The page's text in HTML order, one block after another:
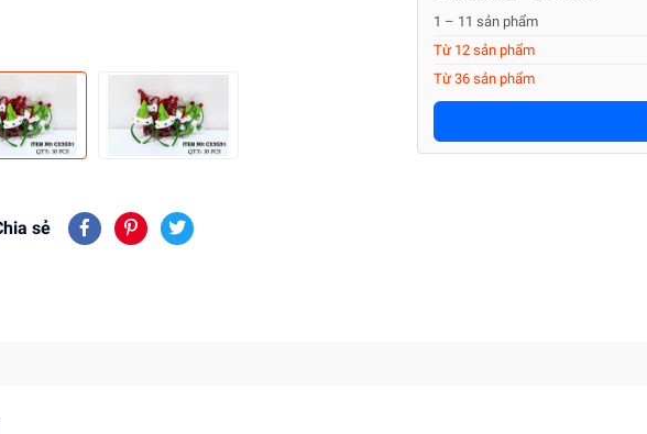
sẻ
1 – 11 sản phẩm
Từ 12 sản phẩm
Từ 36 sản phẩm